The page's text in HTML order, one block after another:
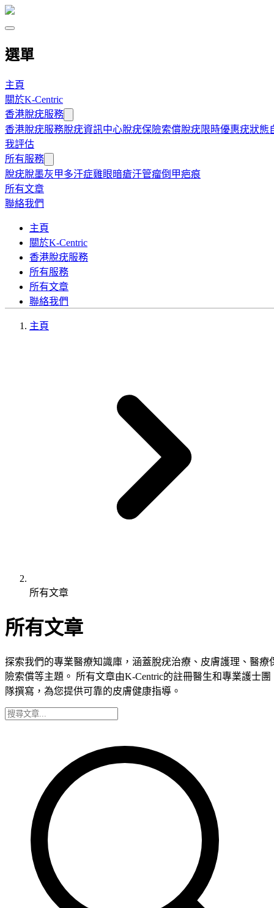
選單
主頁
關於K-Centric
香港脫疣服務
香港脫疣服務脫疣資訊中心脫疣保險索償脫疣限時優惠疣狀態
我評估
所有服務
脫疣脫墨灰甲多汗症雞眼暗瘡汗管瘤倒甲疤痕
所有文章
聯絡我們
主頁
關於K-Centric
香港脫疣服務
所有服務
所有文章
聯絡我們
主頁
所有文章
所有文章
探索我們的專業醫療知識庫，涵蓋脫疣治療、皮膚護理、醫療
險索償等主題。 所有文章由K-Centric的註冊醫生和專業護士團
隊撰寫，為您提供可靠的皮膚健康指導。